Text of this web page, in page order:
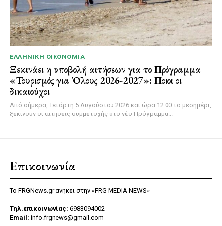
ΕΛΛΗΝΙΚΉ ΟΙΚΟΝΟΜΊΑ
Ξεκινάει η υποβολή αιτήσεων για το Πρόγραμμα
«Τουρισμός για Όλους 2026-2027»: Ποιοι οι
δικαιούχοι
Από σήμερα, Τετάρτη 5 Αυγούστου 2026 και ώρα 12:00 το μεσημέρι,
ξεκινούν οι αιτήσεις συμμετοχής στο νέο Πρόγραμμα...
Επικοινωνία
Το FRGNews.gr ανήκει στην «FRG MEDIA NEWS»
Τηλ.επικοινωνίας: 6983094002
Email: info.frgnews@gmail.com